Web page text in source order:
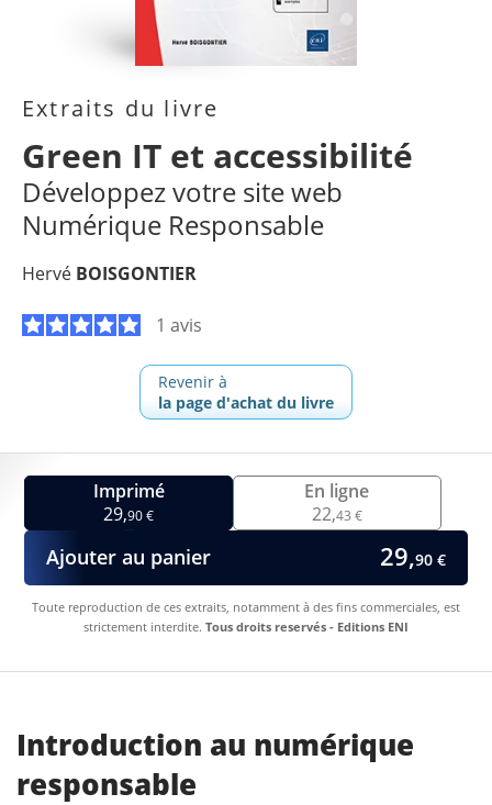
Extraits du livre
Green IT et accessibilité
Développez votre site web
Numérique Responsable
Hervé BOISGONTIER
1 avis
Revenir à
la page d'achat du livre
Imprimé
29,90 €
En ligne
22,43 €
Ajouter au panier 29,90 €
Toute reproduction de ces extraits, notamment à des fins commerciales, est
strictement interdite. Tous droits reservés - Editions ENI
Introduction au numérique
responsable